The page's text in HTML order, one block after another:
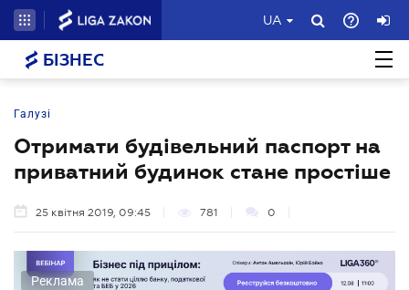
UA
БІЗНЕС
Галузі
Отримати будівельний паспорт на
приватний будинок стане простіше
25 квітня 2019, 09:45 781 0
Реклама